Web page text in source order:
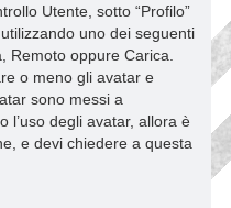
Utente, sotto “Profilo”
uno dei seguenti
Remoto oppure Carica.
o meno gli avatar e
sono messi a
l’uso degli avatar, allora è
e devi chiedere a questa